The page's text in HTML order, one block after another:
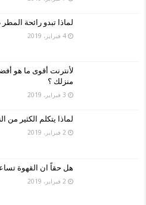
لماذا تبدو رائحة
4 فبراير، 2019
لأنترنت أقوى ما هو
منزلك ؟
3 فبراير، 2019
لماذا يتكلم الكثير من
2 فبراير، 2019
هل حقاً ان القهوة
2 فبراير، 2019